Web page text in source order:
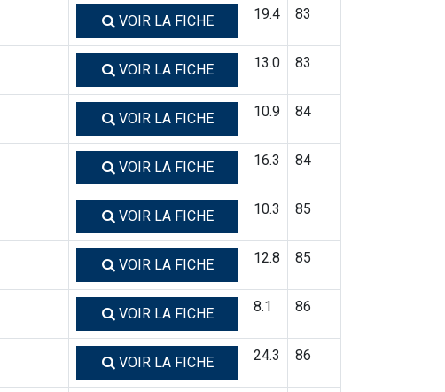
VOIR LA FICHE 19.4 83
VOIR LA FICHE 13.0 83
VOIR LA FICHE 10.9 84
VOIR LA FICHE 16.3 84
VOIR LA FICHE 10.3 85
VOIR LA FICHE 12.8 85
VOIR LA FICHE 8.1 86
VOIR LA FICHE 24.3 86